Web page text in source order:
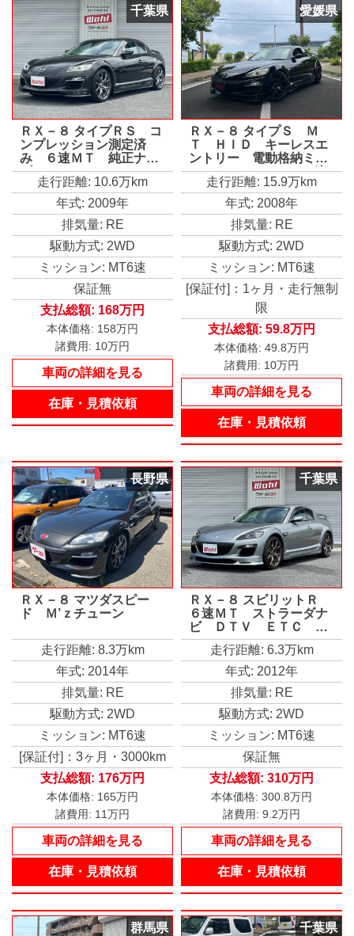
千葉県
ＲＸ－８ タイプＲＳ コ
ンプレッション測定済
み ６速ＭＴ 純正ナ
ビ ＥＴＣ ＲＥＣＡＲ
Ｏ製ハーフレザーシー
ト ドライブレコーダー
（Ｆ・Ｒ） ＡｕｔｏＥ
ｘｅスポーツインダクシ
ョンボックス フジタエ
ンジニアリングマフラー
走行距離: 10.6万km
年式: 2009年
排気量: RE
駆動方式: 2WD
ミッション: MT6速
保証無
支払総額: 168万円
本体価格: 158万円
諸費用: 10万円
車両の詳細を見る
在庫・見積依頼
愛媛県
ＲＸ－８ タイプＳ Ｍ
Ｔ ＨＩＤ キーレスエ
ントリー 電動格納ミラ
ー アルミホイール 盗
難防止システム 衝突安
全ボディ ＡＢＳ ＥＳ
Ｃ エアコン
走行距離: 15.9万km
年式: 2008年
排気量: RE
駆動方式: 2WD
ミッション: MT6速
[保証付]：1ヶ月・走行無制
限
支払総額: 59.8万円
本体価格: 49.8万円
諸費用: 10万円
車両の詳細を見る
在庫・見積依頼
長野県
ＲＸ－８ マツダスピー
ド Ｍ’ｚチューン
走行距離: 8.3万km
年式: 2014年
排気量: RE
駆動方式: 2WD
ミッション: MT6速
[保証付]：3ヶ月・3000km
支払総額: 176万円
本体価格: 165万円
諸費用: 11万円
車両の詳細を見る
在庫・見積依頼
千葉県
ＲＸ－８ スピリットＲ
６速ＭＴ ストラーダナ
ビ ＤＴＶ ＥＴＣ バ
ックカメラ ＲＥＣＡＲ
Ｏ製ハーフレザーシー
ト オーバードライブ製
フロントリップ Ｃ－Ｗ
ＥＳＴリアバンパー Ｒ
Ｅ雨宮ＥＣＵ 純正１
９アルミホイール
走行距離: 6.3万km
年式: 2012年
排気量: RE
駆動方式: 2WD
ミッション: MT6速
保証無
支払総額: 310万円
本体価格: 300.8万円
諸費用: 9.2万円
車両の詳細を見る
在庫・見積依頼
群馬県 千葉県